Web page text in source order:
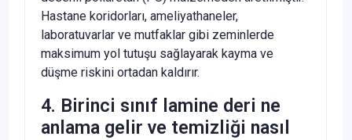
Hastane koridorları, ameliyathaneler,
laboratuvarlar ve mutfaklar gibi zeminlerde
maksimum yol tutuşu sağlayarak kayma ve
düşme riskini ortadan kaldırır.
4. Birinci sınıf lamine deri ne
anlama gelir ve temizliği nasıl